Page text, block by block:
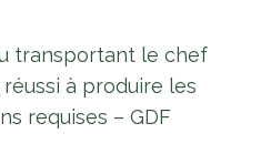
transportant le chef
réussi à produire les
requises – GDF